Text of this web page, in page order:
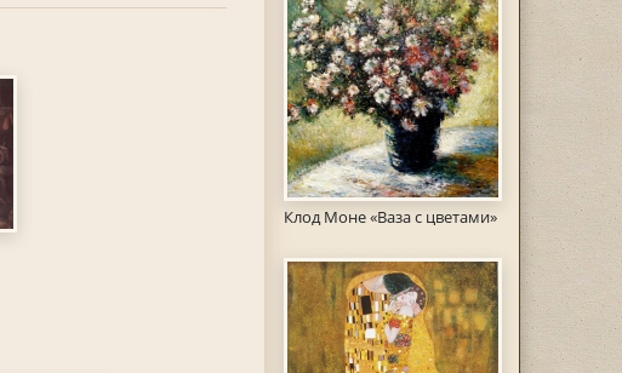
Клод Моне «Ваза с цветами»